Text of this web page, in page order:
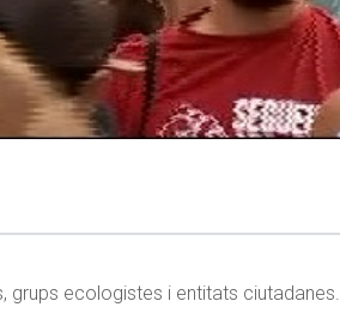
grups ecologistes i entitats ciutadanes.